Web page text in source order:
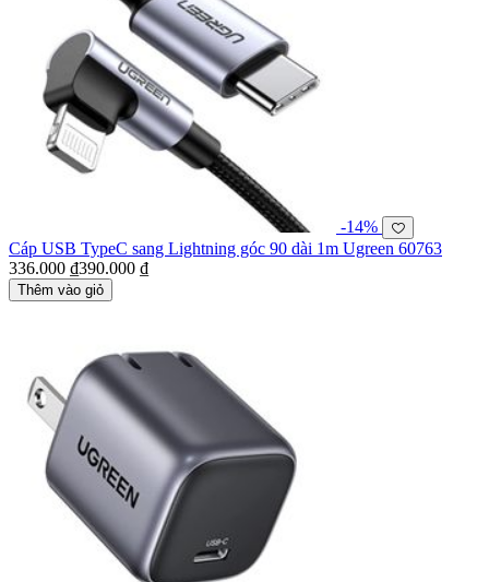
-14%
Cáp USB TypeC sang Lightning góc 90 dài 1m Ugreen 60763
336.000 ₫390.000 ₫
Thêm vào giỏ